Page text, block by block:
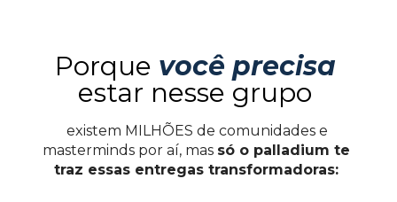
Porque você precisa
estar nesse grupo
existem MILHÕES de comunidades e
masterminds por aí, mas só o palladium te
traz essas entregas transformadoras: